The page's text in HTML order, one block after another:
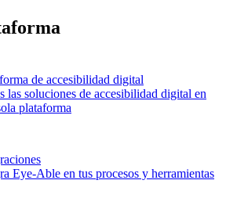
de accesibilidad digital
las soluciones de accesibilidad digital en
plataforma
Eye-Able en tus procesos y herramientas